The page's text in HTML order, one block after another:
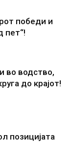
победи и
пет“!
во водство,
до крајот!
позицијата